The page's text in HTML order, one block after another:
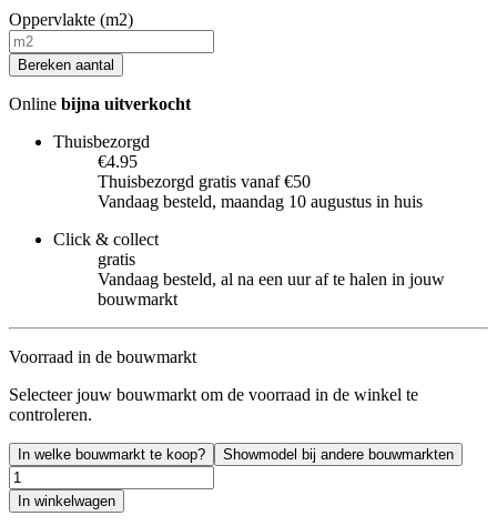
Oppervlakte (m2)
Bereken aantal
Online bijna uitverkocht
Thuisbezorgd
€4.95
Thuisbezorgd gratis vanaf €50
Vandaag besteld, maandag 10 augustus in huis
Click & collect
gratis
Vandaag besteld, al na een uur af te halen in jouw
bouwmarkt
Voorraad in de bouwmarkt
Selecteer jouw bouwmarkt om de voorraad in de winkel te
controleren.
In welke bouwmarkt te koop? Showmodel bij andere bouwmarkten
In winkelwagen